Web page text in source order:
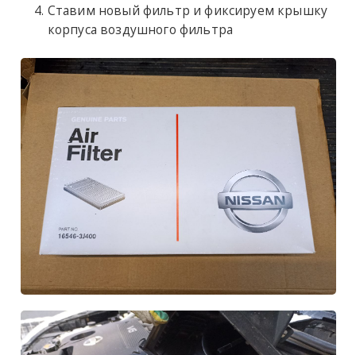
Ставим новый фильтр и фиксируем крышку
корпуса воздушного фильтра